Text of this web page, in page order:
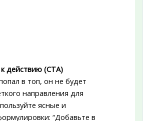
действию (CTA)
в топ, он не будет
направления для
ясные и
“Добавьте в